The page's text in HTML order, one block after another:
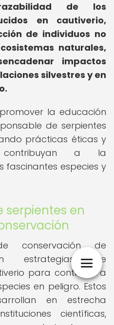
de los
en cautiverio,
de individuos no
naturales,
impactos
silvestres y en
la educación
de serpientes
prácticas éticas y
contribuyan a la
fascinantes especies y
serpientes en
conservación de
estrategias de
para contribuir a
en peligro. Estos
en estrecha
científicas,